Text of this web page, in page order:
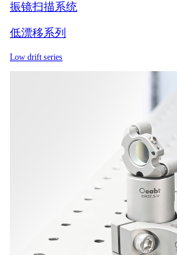
振镜扫描系统
低漂移系列
Low drift series